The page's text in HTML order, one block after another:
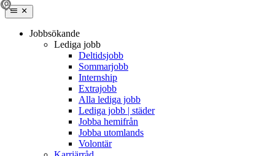
Jobbsökande
Lediga jobb
Deltidsjobb
Sommarjobb
Internship
Extrajobb
Alla lediga jobb
Lediga jobb | städer
Jobba hemifrån
Jobba utomlands
Volontär